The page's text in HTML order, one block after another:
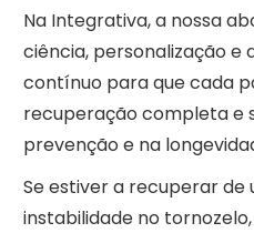
Na Integrativa, a nossa
ciência, personalização
contínuo para que cada
recuperação completa e
prevenção e na
Se estiver a recuperar de
instabilidade no